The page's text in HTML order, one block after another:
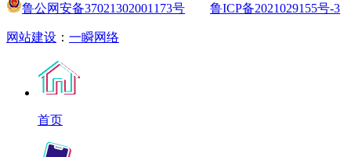
鲁公网安备37021302001173号 鲁ICP备2021029155号-3
网站建设 ： 一瞬网络
首页